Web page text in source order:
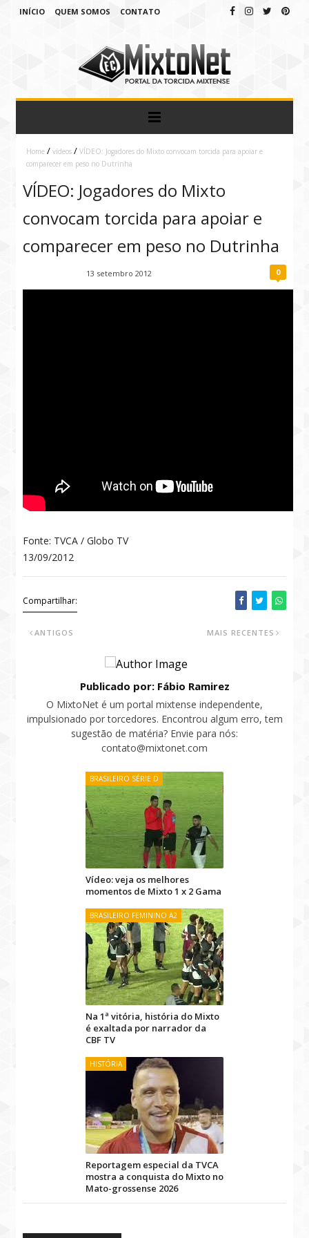
INÍCIO QUEM SOMOS CONTATO
Home / vídeos / VÍDEO: Jogadores do Mixto convocam torcida para apoiar e
comparecer em peso no Dutrinha
VÍDEO: Jogadores do Mixto
convocam torcida para apoiar e
comparecer em peso no Dutrinha
13 setembro 2012 0
Fonte: TVCA / Globo TV
13/09/2012
Compartilhar:
MAIS RECENTES
ANTIGOS
Publicado por: Fábio Ramirez
O MixtoNet é um portal mixtense independente,
impulsionado por torcedores. Encontrou algum erro, tem
sugestão de matéria? Envie para nós:
contato@mixtonet.com
BRASILEIRO SÉRIE D
Vídeo: veja os melhores
momentos de Mixto 1 x 2 Gama
BRASILEIRO FEMININO A2
Na 1ª vitória, história do Mixto
é exaltada por narrador da
CBF TV
HISTÓRIA
Reportagem especial da TVCA
mostra a conquista do Mixto no
Mato-grossense 2026